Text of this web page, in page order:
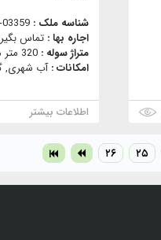
شناسه ملک : 03359
اجاره بها : تماس
متراژ سوله : 320 متر مربع
امکانات :آب شهری,
اطلاعات بیشتر
۲۵ ۲۶